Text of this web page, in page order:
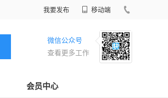
我要发布 移动端
微信公众号
查看更多工作
会员中心